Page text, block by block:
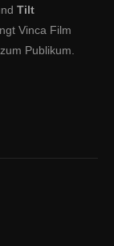
Tilt
Vinca Film
Publikum.